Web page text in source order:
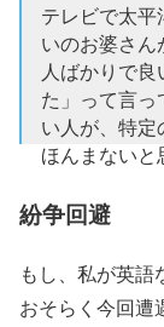
テレビで太
いのお婆さ
人ばかりで
た」って言
い人が、特定
ほんまないと
— 穂香(スヒ
紛争回避
もし、私が英語
おそらく今回遭